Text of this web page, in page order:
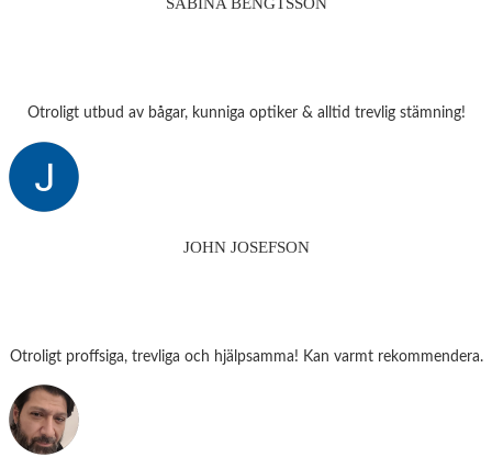
Otroligt utbud av bågar, kunniga optiker & alltid trevlig stämning!
JOHN JOSEFSON
Otroligt proffsiga, trevliga och hjälpsamma! Kan varmt rekommendera.